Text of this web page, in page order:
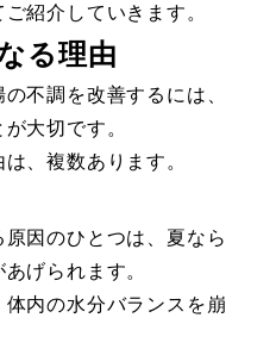
紹介していきます。
る理由
不調を改善するには、
大切です。
、複数あります。
因のひとつは、夏なら
げられます。
内の水分バランスを崩